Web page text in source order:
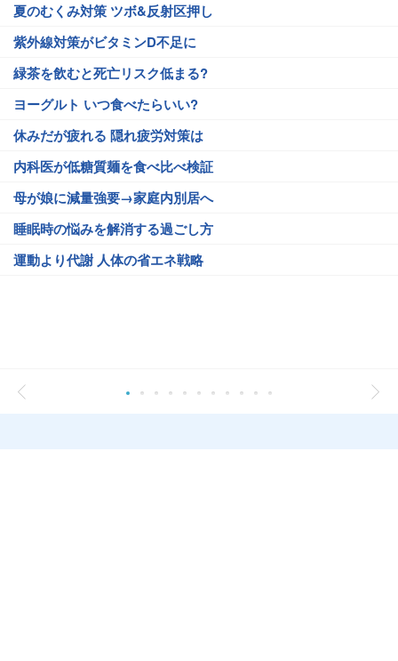
夏のむくみ対策 ツボ&反射区押し
紫外線対策がビタミンD不足に
緑茶を飲むと死亡リスク低まる?
ヨーグルト いつ食べたらいい?
休みだが疲れる 隠れ疲労対策は
内科医が低糖質麺を食べ比べ検証
母が娘に減量強要→家庭内別居へ
睡眠時の悩みを解消する過ごし方
運動より代謝 人体の省エネ戦略